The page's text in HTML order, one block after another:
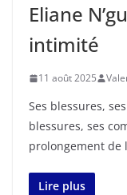
Eliane
intimité
11 août 2025
Ses blessures,
blessures, ses
prolongement de
Lire plus